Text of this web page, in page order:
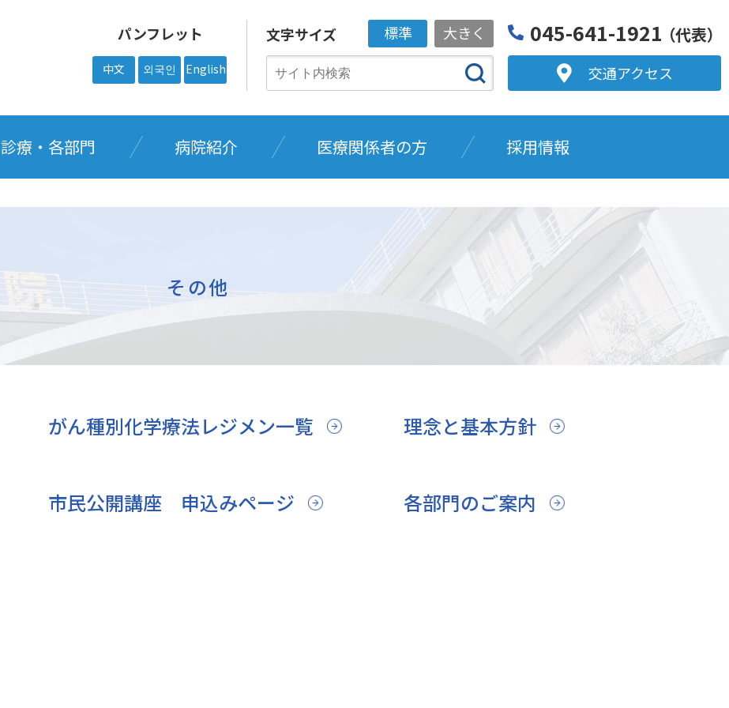
パンフレット
中文 외국인 English
文字サイズ 標準 大きく 045-641-1921 （代表）
交通アクセス
診療・各部門 病院紹介 医療関係者の方 採用情報
その他
がん種別化学療法レジメン一覧
市民公開講座 申込みページ
理念と基本方針
各部門のご案内